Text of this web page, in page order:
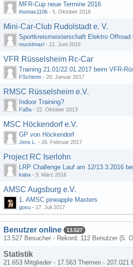
MFR-Cup neue Termine 2016
thomas1106 - 5. Oktober 2016
Mini-Car-Club Rudolstadt e. V.
mucklmaxl - 21. Juni 2016
VFR Rüsselsheim Rc-Car
Training 21.01/22.01.2017 beim VFR-
FSchimm - 20. Januar 2017
RMSC Rüsselsheim e.V.
Indoor Training?
FaBa - 22. Oktober 2013
MSC Höckendorf e.V.
GP von Höckendorf
Jens L. - 26. Februar 2017
Project RC Iserlohn
LRP Challenge Lauf am 12/13.3.2016
kaba - 3. März 2016
AMSC Augsburg e.V.
1. AMSC pineapple Masters
gosu - 17. Juli 2017
Benutzer online 13.527
13.527 Besucher - Rekord: 112 Benutzer (5.
Statistik
21.653 Mitglieder - 17.563 Themen - 207.021